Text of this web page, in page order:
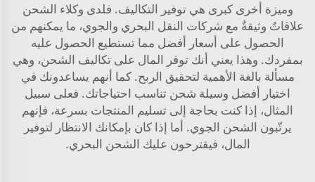
وميزة أخرى كبرى هي توفير التكاليف. فلدى وكلاء الشحن
علاقاتٌ وثيقةٌ مع شركات النقل البحري والجوي، ما يمكنهم من
الحصول على أسعار أفضل مما تستطيع الحصول عليه
بمفردك. وهذا يعني أنك توفر المال على تكاليف الشحن، وهي
مسألة بالغة الأهمية لتحقيق الربح. كما أنهم يساعدونك في
اختيار أفضل وسيلة شحن تناسب احتياجاتك. فعلى سبيل
المثال، إذا كنت بحاجة إلى تسليم المنتجات بسرعة، فإنهم
يرتّبون الشحن الجوي. أما إذا كان بإمكانك الانتظار لتوفير
المال، فيقترحون عليك الشحن البحري.